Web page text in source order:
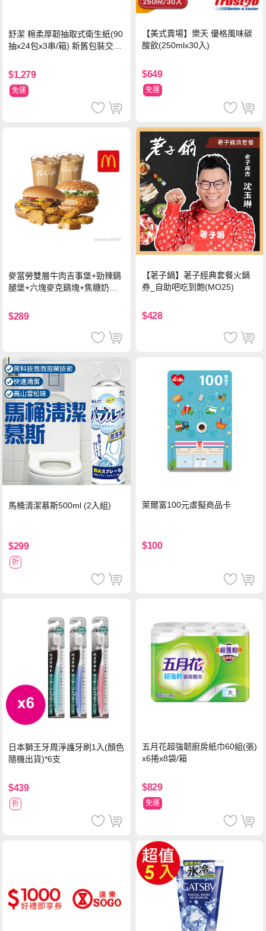
舒潔 棉柔厚韌抽取式衛生紙(90
抽x24包x3串/箱) 新舊包裝交替
$1,279
免運
【美式賣場】樂天 優格風味碳
酸飲(250mlx30入)
$649
免運
麥當勞雙層牛肉吉事堡+勁辣鷄
腿堡+六塊麥克鷄塊+焦糖奶茶
$289
【荖子鍋】荖子經典套餐火鍋
券_自助吧吃到飽(MO25)
$428
馬桶清潔慕斯500ml (2入組)
$299
折
萊爾富100元虛擬商品卡
$100
日本獅王牙周淨護牙刷1入(顏色
隨機出貨)*6支
$439
折
五月花超強韌廚房紙巾60組(張)
x6捲x8袋/箱
$829
免運